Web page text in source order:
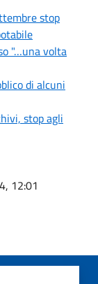
stop
"…una volta
di alcuni
stop agli
12:01